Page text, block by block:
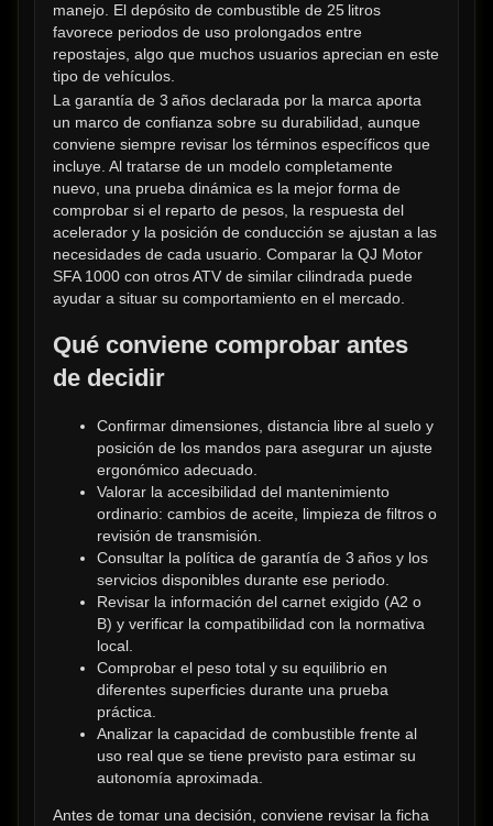
manejo. El depósito de combustible de 25 litros
favorece periodos de uso prolongados entre
repostajes, algo que muchos usuarios aprecian en este
tipo de vehículos.
La garantía de 3 años declarada por la marca aporta
un marco de confianza sobre su durabilidad, aunque
conviene siempre revisar los términos específicos que
incluye. Al tratarse de un modelo completamente
nuevo, una prueba dinámica es la mejor forma de
comprobar si el reparto de pesos, la respuesta del
acelerador y la posición de conducción se ajustan a las
necesidades de cada usuario. Comparar la QJ Motor
SFA 1000 con otros ATV de similar cilindrada puede
ayudar a situar su comportamiento en el mercado.
Qué conviene comprobar antes
de decidir
Confirmar dimensiones, distancia libre al suelo y
posición de los mandos para asegurar un ajuste
ergonómico adecuado.
Valorar la accesibilidad del mantenimiento
ordinario: cambios de aceite, limpieza de filtros o
revisión de transmisión.
Consultar la política de garantía de 3 años y los
servicios disponibles durante ese periodo.
Revisar la información del carnet exigido (A2 o
B) y verificar la compatibilidad con la normativa
local.
Comprobar el peso total y su equilibrio en
diferentes superficies durante una prueba
práctica.
Analizar la capacidad de combustible frente al
uso real que se tiene previsto para estimar su
autonomía aproximada.
Antes de tomar una decisión, conviene revisar la ficha